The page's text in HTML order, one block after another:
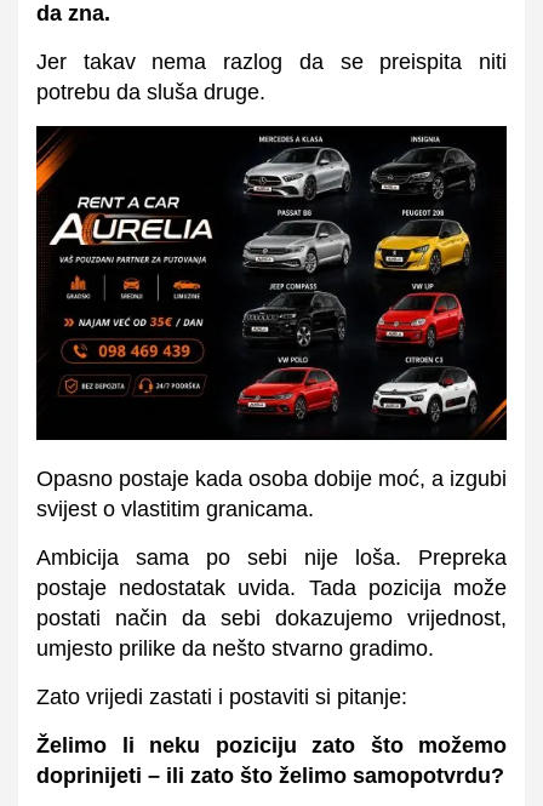
da zna.
Jer takav nema razlog da se preispita niti
potrebu da sluša druge.
Opasno postaje kada osoba dobije moć, a izgubi
svijest o vlastitim granicama.
Ambicija sama po sebi nije loša. Prepreka
postaje nedostatak uvida. Tada pozicija može
postati način da sebi dokazujemo vrijednost,
umjesto prilike da nešto stvarno gradimo.
Zato vrijedi zastati i postaviti si pitanje:
Želimo li neku poziciju zato što možemo
doprinijeti – ili zato što želimo samopotvrdu?